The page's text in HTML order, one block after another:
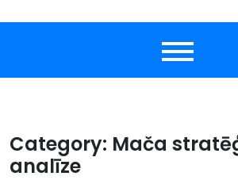
Category: Mača
analīze